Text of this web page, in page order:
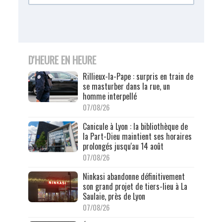
D'HEURE EN HEURE
Rillieux-la-Pape : surpris en train de
se masturber dans la rue, un
homme interpellé
07/08/26
Canicule à Lyon : la bibliothèque de
la Part-Dieu maintient ses horaires
prolongés jusqu'au 14 août
07/08/26
Ninkasi abandonne définitivement
son grand projet de tiers-lieu à La
Saulaie, près de Lyon
07/08/26